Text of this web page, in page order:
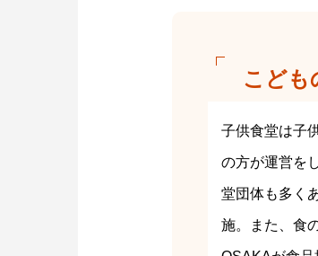
こども
子供食堂は子
の方が運営を
堂団体も多く
施。また、食